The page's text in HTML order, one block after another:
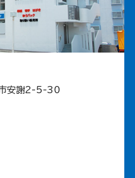
安謝2-5-30